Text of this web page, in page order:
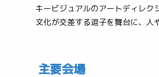
キービジュアルのアートディレク
文化が交差する逗子を舞台に、人
主要会場